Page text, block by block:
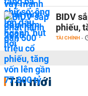
BIDV
phiếu,
TÀI CHÍNH -
Tin mới